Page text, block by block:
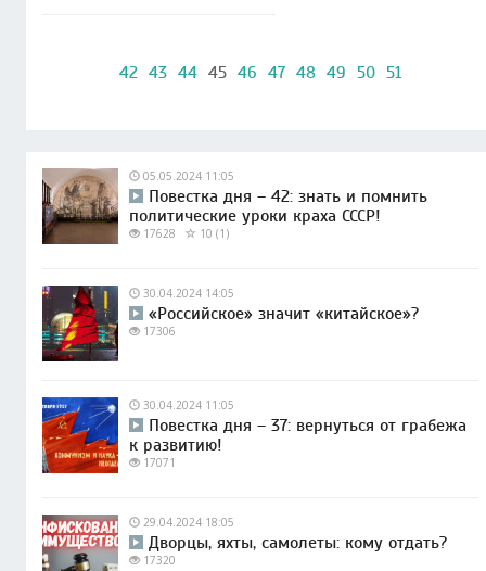
42 43 44 45 46 47 48 49 50 51
05.05.2024 11:05
Повестка дня – 42: знать и помнить
политические уроки краха СССР!
17628 10 (1)
30.04.2024 14:05
«Российское» значит «китайское»?
17306
30.04.2024 11:05
Повестка дня – 37: вернуться от грабежа
к развитию!
17071
29.04.2024 18:05
Дворцы, яхты, самолеты: кому отдать?
17320